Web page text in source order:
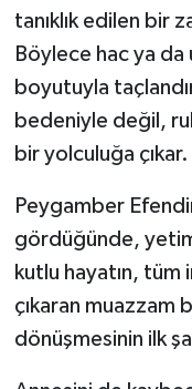
tanıklık edilen bir
Böylece hac ya
boyutuyla
bedeniyle değil,
bir yolculuğa çıkar.
Peygamber
gördüğünde,
kutlu hayatın, tüm
çıkaran muazzam
dönüşmesinin ilk
Burdur
Bursa
Çanakkale
Çorum
Denizli
Diyarbakır
Ekonomi
Duyurular
Podcast
Biyografiler
Diyanet TV
İhtida